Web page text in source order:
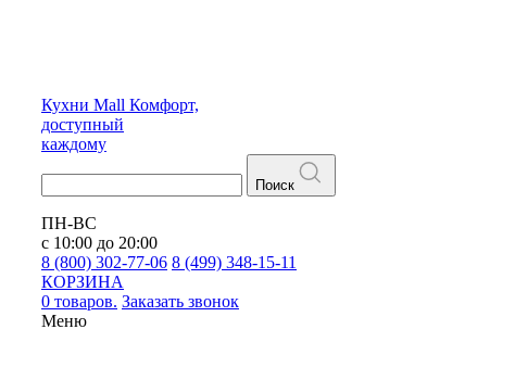
Кухни Mall Комфорт,
доступный
каждому
Поиск
ПН-ВС
с 10:00 до 20:00
8 (800) 302-77-06 8 (499) 348-15-11
КОРЗИНА
0 товаров. Заказать звонок
Меню